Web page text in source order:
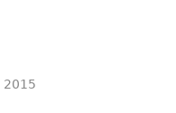
2015